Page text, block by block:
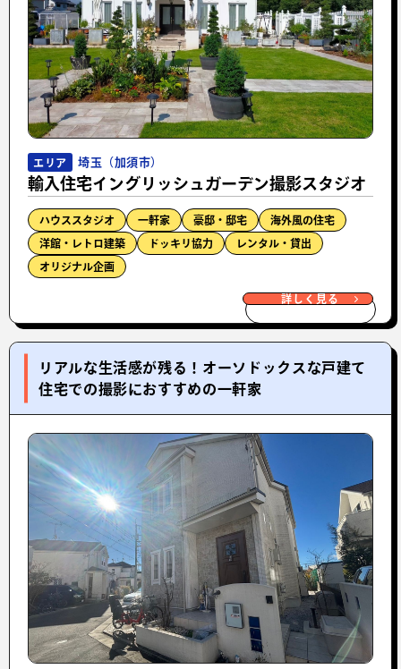
エリア 埼玉（加須市）
輸入住宅イングリッシュガーデン撮影スタジオ
ハウススタジオ 一軒家 豪邸・邸宅 海外風の住宅
洋館・レトロ建築 ドッキリ協力 レンタル・貸出
オリジナル企画
詳しく見る
リアルな生活感が残る！オーソドックスな戸建て
住宅での撮影におすすめの一軒家